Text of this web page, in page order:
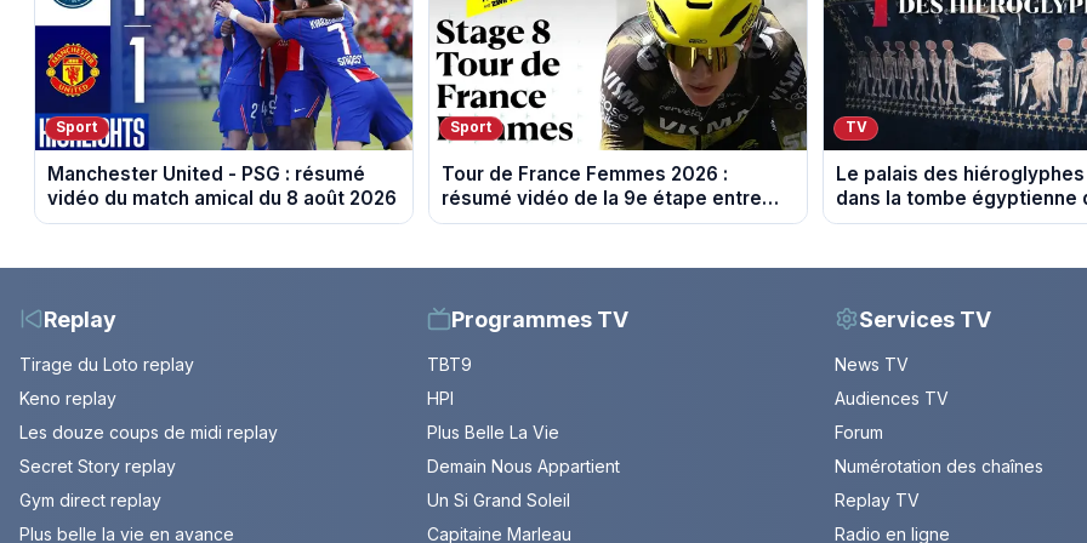
Sport
Manchester United - PSG : résumé
vidéo du match amical du 8 août 2026
Sport
Tour de France Femmes 2026 :
résumé vidéo de la 9e étape entre
Sisteron et Nice
TV
Le palais des
dans la tombe égyptienne
les archéologues
Replay
Tirage du Loto replay
Keno replay
Les douze coups de midi replay
Secret Story replay
Gym direct replay
Plus belle la vie en avance
Programmes TV
TBT9
HPI
Plus Belle La Vie
Demain Nous Appartient
Un Si Grand Soleil
Capitaine Marleau
Services TV
News TV
Audiences TV
Forum
Numérotation des chaînes
Replay TV
Radio en ligne